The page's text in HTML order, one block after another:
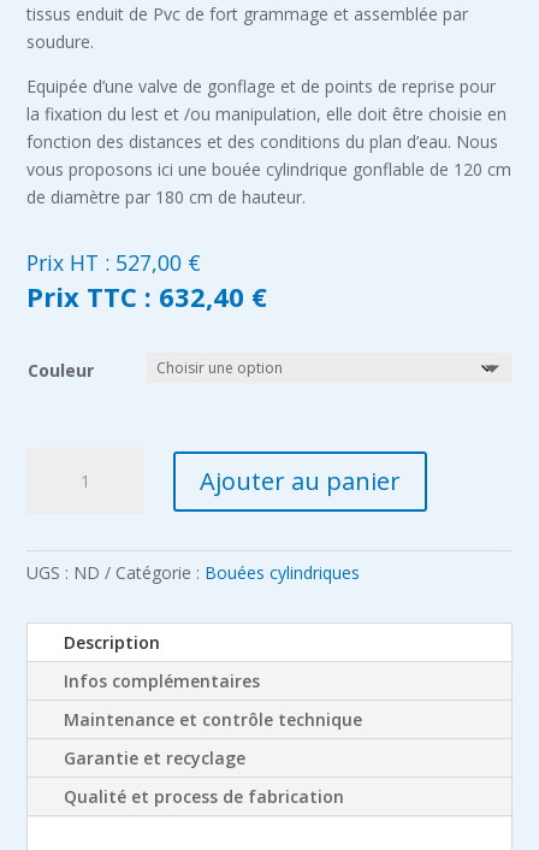
tissus enduit de Pvc de fort grammage et assemblée par
soudure.
Equipée d’une valve de gonflage et de points de reprise pour
la fixation du lest et /ou manipulation, elle doit être choisie en
fonction des distances et des conditions du plan d’eau. Nous
vous proposons ici une bouée cylindrique gonflable de 120 cm
de diamètre par 180 cm de hauteur.
Prix HT : 527,00 €
Prix TTC : 632,40 €
Couleur
parcours
120
Ajouter au panier
UGS : ND Catégorie : Bouées cylindriques
Description
Infos complémentaires
Maintenance et contrôle technique
Garantie et recyclage
Qualité et process de fabrication